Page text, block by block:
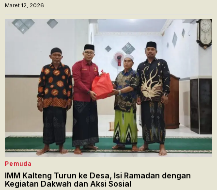
Maret 12, 2026
Pemuda
IMM Kalteng Turun ke Desa, Isi Ramadan dengan
Kegiatan Dakwah dan Aksi Sosial